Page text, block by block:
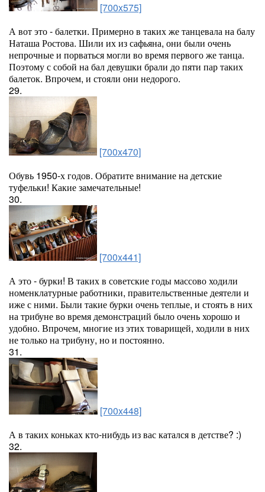
[700x575]
А вот это - балетки. Примерно в таких же танцевала на балу
Наташа Ростова. Шили их из сафьяна, они были очень
непрочные и порваться могли во время первого же танца.
Поэтому с собой на бал девушки брали до пяти пар таких
балеток. Впрочем, и стояли они недорого.
29.
[700x470]
Обувь 1950-х годов. Обратите внимание на детские
туфельки! Какие замечательные!
30.
[700x441]
А это - бурки! В таких в советские годы массово ходили
номенклатурные работники, правительственные деятели и
иже с ними. Были такие бурки очень теплые, и стоять в них
на трибуне во время демонстраций было очень хорошо и
удобно. Впрочем, многие из этих товарищей, ходили в них
не только на трибуну, но и постоянно.
31.
[700x448]
А в таких коньках кто-нибудь из вас катался в детстве? :)
32.